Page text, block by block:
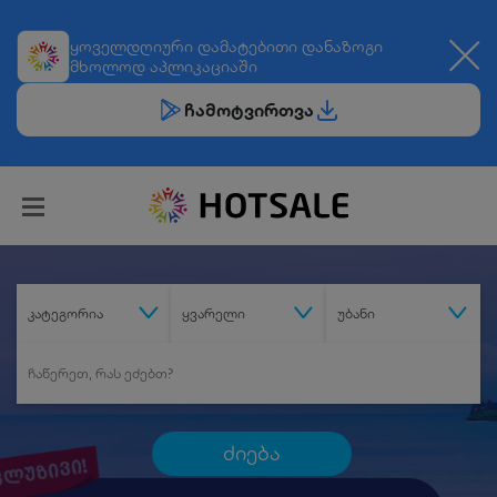
ყოველდღიური დამატებითი დანაზოგი
მხოლოდ აპლიკაციაში
ჩამოტვირთვა
კატეგორია ყვარელი უბანი
ძიება